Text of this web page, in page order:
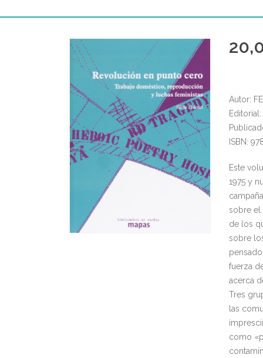
Autor:
Editorial:
ISBN:
Este
1975 y
sobre el
de los
sobre
fuerza
acerca
Tres
las
como